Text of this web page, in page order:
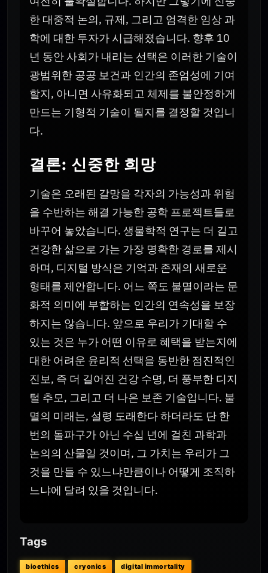
한 대중적 논의, 규제, 그리고 엄격한 임상 과
학에 대한 투자가 시급해졌습니다. 향후 10
년 동안 사회가 내리는 선택은 이러한 기술이
광범위한 공공 보건과 인간의 존엄성에 기여
할지, 아니면 사유화되고 체제를 불안정하게
만드는 기형적 기술이 될지를 결정할 것입니
다.
결론: 신중한 희망
기술은 오래된 갈망을 각자의 가능성과 위험
을 수반하는 해결 가능한 공학 프로젝트들로
바꾸어 놓았습니다. 생물학적 연구는 더 길고
건강한 삶으로 가는 가장 명확한 경로를 제시
하며, 디지털 방식은 기억과 존재의 새로운
형태를 제안합니다. 어느 쪽도 불멸이라는 문
화적 의미에 부합하는 인간의 연속성을 보장
하지는 않습니다. 앞으로 우리가 기대할 수
있는 것은 누가 어떤 이유로 혜택을 받는지에
대한 어려운 윤리적 선택을 동반한 점진적인
진보, 즉 더 길어진 건강 수명, 더 풍부한 디지
털 추모, 그리고 더 나은 보존 기술입니다. 불
멸의 미래는, 설령 도래한다 하더라도 단 한
번의 돌파구가 아닌 수십 년에 걸친 과학과
논의의 산물일 것이며, 그 가치는 우리가 그
것을 만들 수 있느냐만큼이나 어떻게 조직하
느냐에 달려 있을 것입니다.
Tags
bioethics cryonics
digital immortality